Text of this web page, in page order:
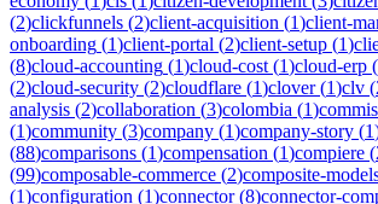
(2)clickfunnels (2)client-acquisition (1)client-
onboarding (1)client-portal (2)client-setup (1)
(8)cloud-accounting (1)cloud-cost (1)cloud-erp (
(2)cloud-security (2)cloudflare (1)clover(1)clv (
analysis (2)collaboration (3)colombia (1)
(1)community (3)company (1)company-story (1
(88)comparisons (1)compensation (1)compiere (
(99)composable-commerce (2)composite-
(1)configuration (1)connector(8)connector-